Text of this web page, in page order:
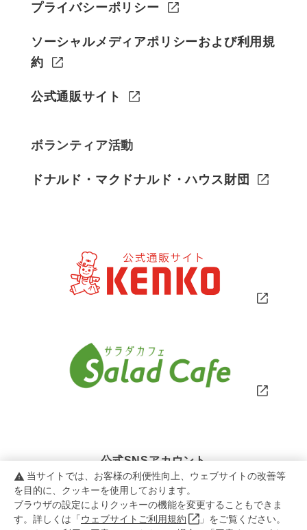
プライバシーポリシー
ソーシャルメディアポリシーおよび利用規
約
公式通販サイト
ボランティア活動
ドナルド・マクドナルド・ハウス財団
公式SNSアカウント
warning 当サイトでは、お客様の利便性向上、ウェブサイトの改善等
を目的に、クッキーを使用しております。
ブラウザの設定によりクッキーの機能を変更することもできま
す。詳しくは「ウェブサイトご利用規約
」をご覧ください。